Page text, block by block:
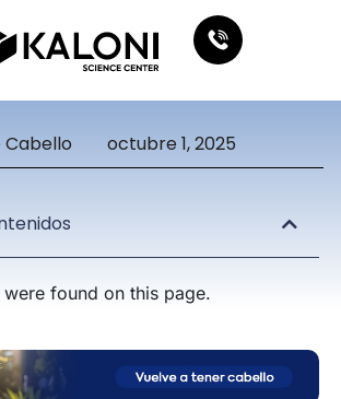
octubre 1, 2025
found on this page.